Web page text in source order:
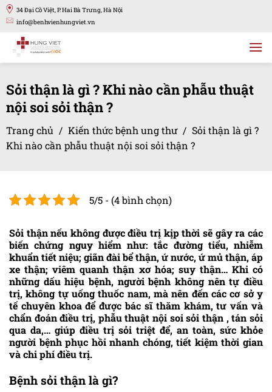
Bỏ
qua
dung
34 Đại Cồ Việt, P. Hai Bà Trưng, Hà Nội
info@benhvienhungviet.vn
Sỏi thận là gì ? Khi nào cần phẫu thuật
nội soi sỏi thận ?
Trang chủ / Kiến thức bệnh ung thư / Sỏi thận là gì ?
Khi nào cần phẫu thuật nội soi sỏi thận ?
5/5 - (4 bình chọn)
Sỏi thận nếu không được điều trị kịp thời sẽ gây ra các
biến chứng nguy hiểm như: tắc đường tiểu, nhiễm
khuẩn tiết niệu; giãn đài bể thận, ứ nước, ứ mủ thận, áp
xe thận; viêm quanh thận xơ hóa; suy thận… Khi có
những dấu hiệu bệnh, người bệnh không nên tự điều
trị, không tự uống thuốc nam, mà nên đến các cơ sở y
tế chuyên khoa để được bác sĩ thăm khám, tư vấn và
chẩn đoán điều trị, phẫu thuật nội soi sỏi thận , tán sỏi
qua da,… giúp điều trị sỏi triệt để, an toàn, sức khỏe
người bệnh phục hồi nhanh chóng, tiết kiệm thời gian
và chi phí điều trị.
Bệnh sỏi thận là gì?